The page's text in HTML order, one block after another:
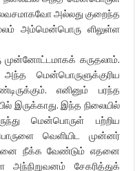
அல்லது குறைந்த
அம்மென்பொரு ளிலுள்ள
முன்னோட்டமாகக் கருதலாம்.
மென்பொருளுக்குரிய
எனினும் பரந்த
இருக்காது. இந்த நிலையில்
மென்பொருள் பற்றிய
வெளியிட முன்னர்
நீக்க வேண்டும் எதனை
சேகரித்துக்